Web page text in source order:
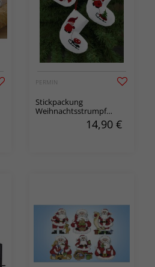
PERMIN
Stickpackung
Weihnachtsstrumpf
Wichtel 3-er Pack14,90 €